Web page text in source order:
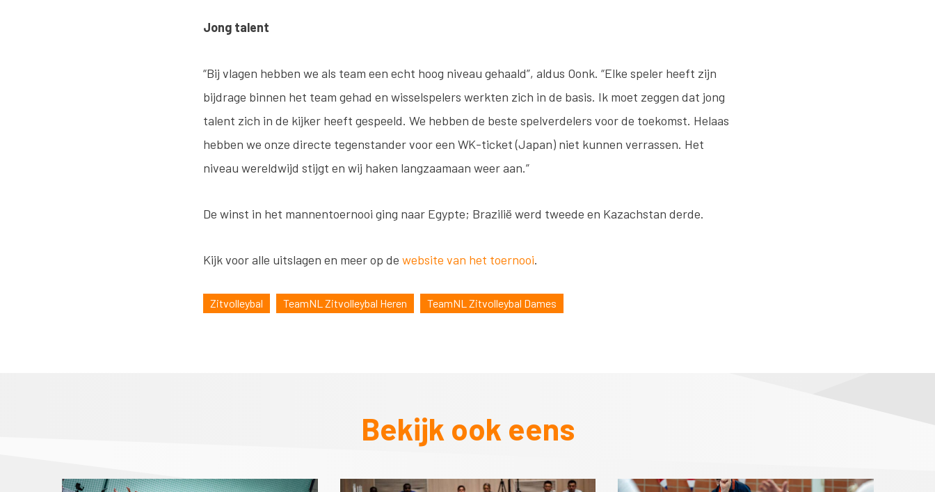
Jong talent
“Bij vlagen hebben we als team een echt hoog niveau gehaald”, aldus Oonk. “Elke speler heeft zijn
bijdrage binnen het team gehad en wisselspelers werkten zich in de basis. Ik moet zeggen dat jong
talent zich in de kijker heeft gespeeld. We hebben de beste spelverdelers voor de toekomst. Helaas
hebben we onze directe tegenstander voor een WK-ticket (Japan) niet kunnen verrassen. Het
niveau wereldwijd stijgt en wij haken langzaamaan weer aan.”
De winst in het mannentoernooi ging naar Egypte; Brazilië werd tweede en Kazachstan derde.
Kijk voor alle uitslagen en meer op de website van het toernooi.
Zitvolleybal TeamNL Zitvolleybal Heren TeamNL Zitvolleybal Dames
Bekijk ook eens